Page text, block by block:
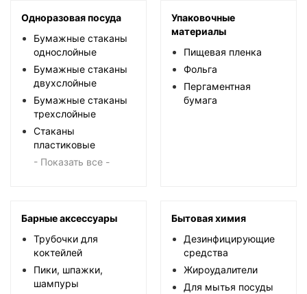
Одноразовая посуда
Бумажные стаканы
однослойные
Бумажные стаканы
двухслойные
Бумажные стаканы
трехслойные
Стаканы
пластиковые
- Показать все -
Упаковочные
материалы
Пищевая пленка
Фольга
Пергаментная
бумага
Барные аксессуары
Трубочки для
коктейлей
Пики, шпажки,
шампуры
Бытовая химия
Дезинфицирующие
средства
Жироудалители
Для мытья посуды